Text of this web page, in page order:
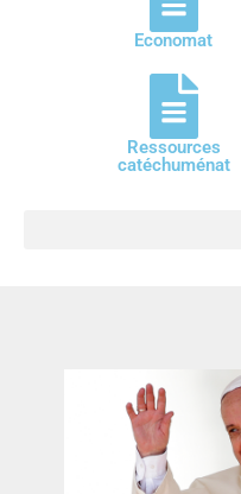
Economat
Ressources
catéchuménat